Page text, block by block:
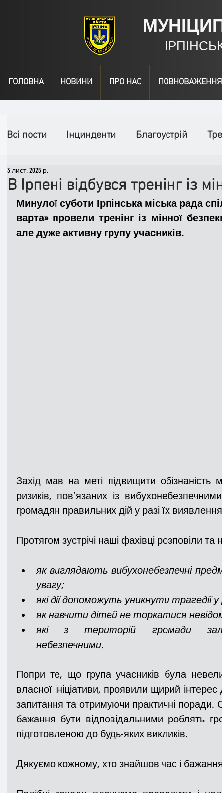
ГОЛОВНА НОВИНИ ПРО НАС ПОВНОВАЖЕННЯ
Всі пости Інцинденти Благоустрій
День народження
Спільні заходи Надзвичайні заходи
В Ірпені відбувся тренінг із
3 лист. 2025 р.
Минулої суботи Ірпінська міська рада
варта» провели тренінг із мінної
але дуже активну групу учасників.
Захід мав на меті підвищити обізнаність
ризиків, пов’язаних із
громадян правильних дій у разі їх
Протягом зустрічі наші фахівці розповіли
як виглядають вибухонебезпечні
увагу;
які дії допоможуть уникнути трагедії у
як навчити дітей не торкатися
які з територій громади
небезпечними.
Попри те, що група учасників була
власної ініціативи, проявили щирий
запитання та отримуючи практичні поради.
бажання бути відповідальними роблять
підготовленою до будь-яких викликів.
Дякуємо кожному, хто знайшов час і